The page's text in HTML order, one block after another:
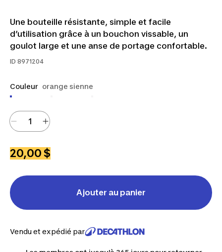
Une bouteille résistante, simple et facile
d’utilisation grâce à un bouchon vissable, un
goulot large et une anse de portage confortable.
ID 8971204
Couleur orange sienne
20,00 $
Ajouter au panier
Vendu et expédié par